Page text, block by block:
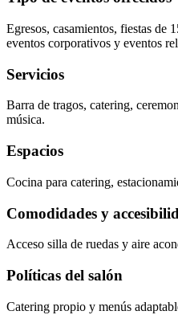
Egresos, casamientos, fiestas de
eventos corporativos y eventos
Servicios
Barra de tragos, catering,
música.
Espacios
Cocina para catering,
Comodidades y
Acceso silla de ruedas y aire
Políticas del salón
Catering propio y menús